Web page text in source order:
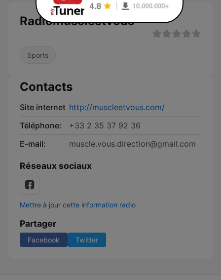
Radiomuscleetvous
Sports
Contacts
Site internet http://muscleetvous.com/
Téléphone:
+33 2 35 37 92 36
E-mail:
muscle.vous.direction@gmail.com
Réseaux sociaux
Mettre à jour cette information radio
Partager
Facebook Twitter